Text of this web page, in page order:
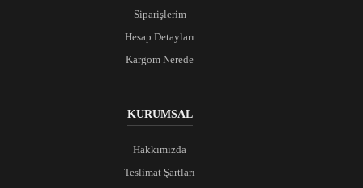
Siparişlerim
Hesap Detayları
Kargom Nerede
KURUMSAL
Hakkımızda
Teslimat Şartları